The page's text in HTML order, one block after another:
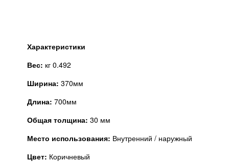
Характеристики
Вес: кг 0.492
Ширина: 370мм
Длина: 700мм
Общая толщина: 30 мм
Место использования: Внутренний / наружный
Цвет: Коричневый